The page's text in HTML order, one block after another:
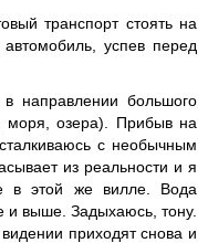
транспорт стоять на
успев перед
направлении большого
моря, озера). Прибыв на
с необычным
из реальности и я
в этой же вилле. Вода
и выше. Задыхаюсь, тону.
приходят снова и